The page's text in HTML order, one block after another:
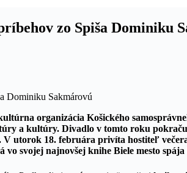
zo Spiša Dominiku
organizácia Košického
a kultúry. Divadlo v tomto roku
V utorok 18. februára privíta hostiteľ
vo svojej najnovšej knihe Biele mesto